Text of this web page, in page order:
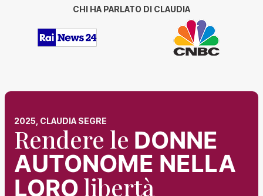
CHI HA PARLATO DI CLAUDIA
2025, CLAUDIA SEGRE
Rendere le DONNE
AUTONOME NELLA
LORO libertà